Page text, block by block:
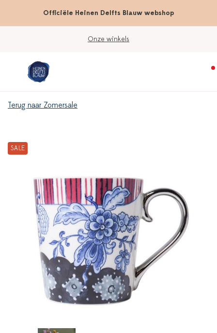
Officiële Heinen Delfts Blauw webshop
Onze winkels
Terug naar Zomersale
SALE